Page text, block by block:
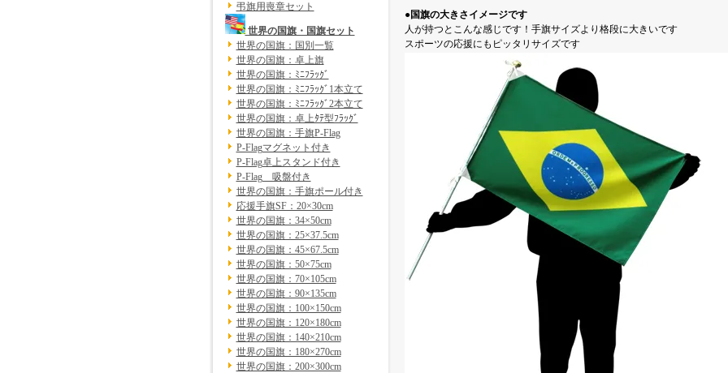
弔旗用喪章セット
世界の国旗・国旗セット
世界の国旗：国別一覧
世界の国旗：卓上旗
世界の国旗：ﾐﾆﾌﾗｯｸﾞ
世界の国旗：ﾐﾆﾌﾗｯｸﾞ1本立て
世界の国旗：ﾐﾆﾌﾗｯｸﾞ2本立て
世界の国旗：卓上ﾀﾃ型ﾌﾗｯｸﾞ
世界の国旗：手旗P-Flag
P-Flagマグネット付き
P-Flag卓上スタンド付き
P-Flag 吸盤付き
世界の国旗：手旗ポール付き
応援手旗SF：20×30cm
世界の国旗：34×50cm
世界の国旗：25×37.5cm
世界の国旗：45×67.5cm
世界の国旗：50×75cm
世界の国旗：70×105cm
世界の国旗：90×135cm
世界の国旗：100×150cm
世界の国旗：120×180cm
世界の国旗：140×210cm
世界の国旗：180×270cm
世界の国旗：200×300cm
●国旗の大きさイメージです
人が持つとこんな感じです！手旗サイズより格段に大きいです
スポーツの応援にもピッタリサイズです